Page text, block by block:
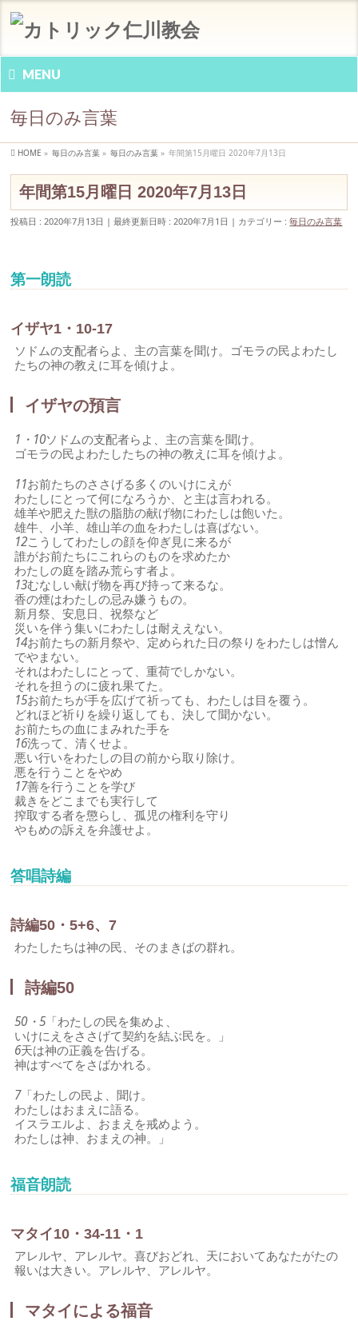
MENU
毎日のみ言葉
HOME » 毎日のみ言葉 » 毎日のみ言葉 » 年間第15月曜日 2020年7月13日
年間第15月曜日 2020年7月13日
投稿日 : 2020年7月13日 最終更新日時 : 2020年7月1日 カテゴリー :毎日のみ言葉
第一朗読
イザヤ1・10-17
ソドムの支配者らよ、主の言葉を聞け。ゴモラの民よわたし
たちの神の教えに耳を傾けよ。
イザヤの預言
1・10ソドムの支配者らよ、主の言葉を聞け。
ゴモラの民よわたしたちの神の教えに耳を傾けよ。
11お前たちのささげる多くのいけにえが
わたしにとって何になろうか、と主は言われる。
雄羊や肥えた獣の脂肪の献げ物にわたしは飽いた。
雄牛、小羊、雄山羊の血をわたしは喜ばない。
12こうしてわたしの顔を仰ぎ見に来るが
誰がお前たちにこれらのものを求めたか
わたしの庭を踏み荒らす者よ。
13むなしい献げ物を再び持って来るな。
香の煙はわたしの忌み嫌うもの。
新月祭、安息日、祝祭など
災いを伴う集いにわたしは耐ええない。
14お前たちの新月祭や、定められた日の祭りをわたしは憎ん
でやまない。
それはわたしにとって、重荷でしかない。
それを担うのに疲れ果てた。
15お前たちが手を広げて祈っても、わたしは目を覆う。
どれほど祈りを繰り返しても、決して聞かない。
お前たちの血にまみれた手を
16洗って、清くせよ。
悪い行いをわたしの目の前から取り除け。
悪を行うことをやめ
17善を行うことを学び
裁きをどこまでも実行して
搾取する者を懲らし、孤児の権利を守り
やもめの訴えを弁護せよ。
答唱詩編
詩編50・5+6、7
わたしたちは神の民、そのまきばの群れ。
詩編50
50・5 「わたしの民を集めよ、
いけにえをささげて契約を結ぶ民を。」
6天は神の正義を告げる。
神はすべてをさばかれる。
7「わたしの民よ、聞け。
わたしはおまえに語る。
イスラエルよ、おまえを戒めよう。
わたしは神、おまえの神。」
福音朗読
マタイ10・34-11・1
アレルヤ、アレルヤ。喜びおどれ、天においてあなたがたの
報いは大きい。アレルヤ、アレルヤ。
マタイによる福音